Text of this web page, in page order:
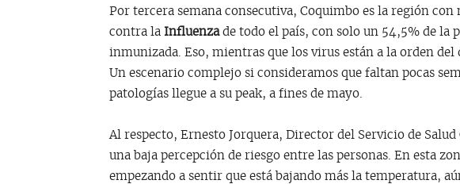
Por tercera semana consecutiva, Coquimbo es la región
contra la Influenzade todo el país, con solo un 54,5% de la
inmunizada. Eso, mientras que los virus están a la orden
Un escenario complejo si consideramos que faltan pocas
patologías llegue a su peak, a fines de mayo.
Al respecto, Ernesto Jorquera, Director del Servicio de
una baja percepción de riesgo entre las personas. En esta
empezando a sentir que está bajando más la temperatura,